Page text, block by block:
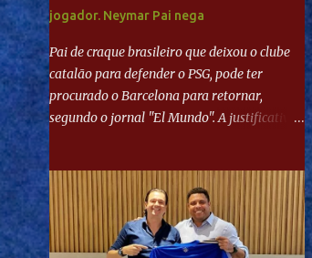
jogador. Neymar Pai nega
Pai de craque brasileiro que deixou o clube
catalão para defender o PSG, pode ter
procurado o Barcelona para retornar,
segundo o jornal "El Mundo". A justificativa
"Mundo Deportivo", o empresário, Neymar
Pai, negou NEYMAR NO BARCELONA?
Jornais internacional divulgam interesse do
jogador. Neymar Pai nega